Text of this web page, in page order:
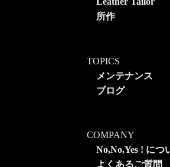
所作
TOPICS
メンテナンス
ブログ
COMPANY
No,No,Yes ! につ
よくあるご質問